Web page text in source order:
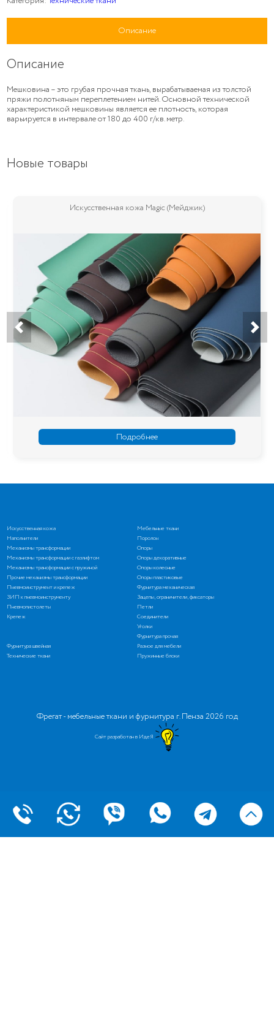
Описание
Описание
Мешковина – это грубая прочная ткань, вырабатываемая из толстой
пряжи полотняным переплетением нитей. Основной технической
характеристикой мешковины является ее плотность, которая
варьируется в интервале от 180 до 400 г/кв. метр.
Новые товары
Искусственная кожа Magic (Мейджик)
Подробнее
Искусственная кожа
Мебельные ткани
Наполнители
Поролон
Механизмы трансформации
Механизмы трансформации с газлифтом
Механизмы трансформации с пружиной
Прочие механизмы трансформации
Опоры
Опоры декоративные
Опоры колесные
Опоры пластиковые
Пневмоинструмент и крепеж
ЗИП к пневмоинструменту
Пневмопистолеты
Крепеж
Фурнитура механическая
Зацепы, ограничители, фиксаторы
Петли
Соединители
Уголки
Фурнитура прочая
Фурнитура швейная
Разное для мебели
Технические ткани
Пружинные блоки
Фрегат - мебельные ткани и фурнитура г. Пенза 2026 год
Сайт разработан в ИдеЯ